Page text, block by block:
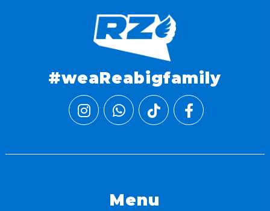
#weaReabigfamily
Menu